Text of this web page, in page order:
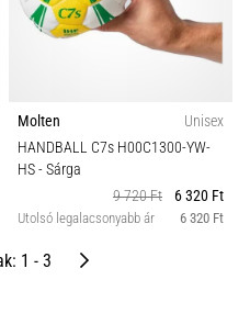
Molten
Unisex
HANDBALL C7s H00C1300-YW-
HS- Sárga
9 720 Ft
6 320 Ft
Utolsó legalacsonyabb ár 6 320 Ft
1 - 3 Következő